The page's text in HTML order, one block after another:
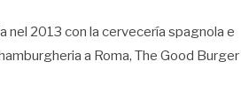
nel 2013 con la cervecería spagnola e
a Roma, The Good Burger